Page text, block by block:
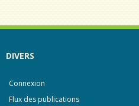
DIVERS
Connexion
Flux des publications